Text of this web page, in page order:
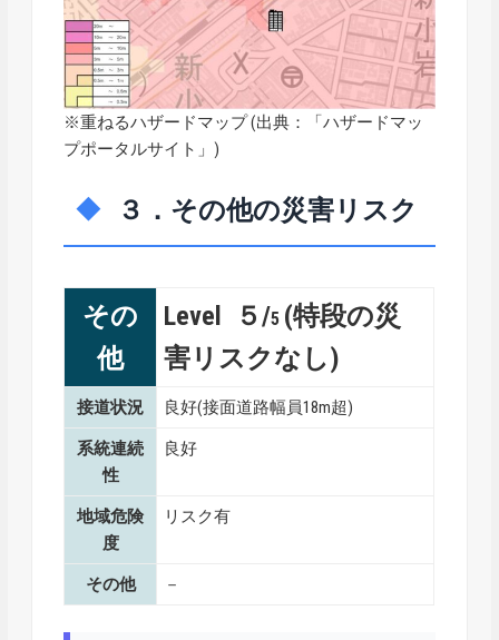
※重ねるハザードマップ (出典：「ハザードマッ
プポータルサイト 」)
３．その他の災害リスク
その
他
Level ５/5 (特段の災
害リスクなし)
接道状況 良好(接面道路幅員18m超)
系統連続
性
良好
地域危険
度
リスク有
その他 －